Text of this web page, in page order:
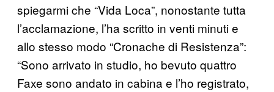
spiegarmi che “Vida Loca”, nonostante tutta
l’acclamazione, l’ha scritto in venti minuti e
allo stesso modo “Cronache di Resistenza”:
“Sono arrivato in studio, ho bevuto quattro
Faxe sono andato in cabina e l’ho registrato,